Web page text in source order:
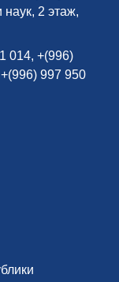
2 этаж,
014, +(996)
997 950